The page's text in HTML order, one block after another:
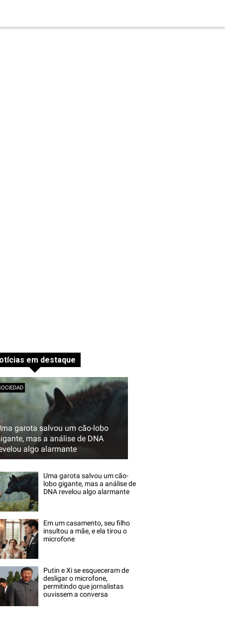
em destaque
garota salvou um cão-lobo
mas a análise de DNA
algo alarmante
Uma garota salvou um cão-
lobo gigante, mas a análise de
DNA revelou algo alarmante
Em um casamento, seu filho
insultou a mãe, e ela tirou o
microfone
Putin e Xi se esqueceram de
desligar o microfone,
permitindo que jornalistas
ouvissem a conversa